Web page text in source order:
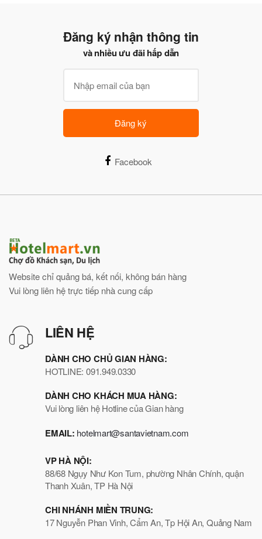
Đăng ký nhận thông tin
và nhiều ưu đãi hấp dẫn
Đăng ký
Facebook
Website chỉ quảng bá, kết nối, không bán hàng
Vui lòng liên hệ trực tiếp nhà cung cấp
LIÊN HỆ
DÀNH CHO CHỦ GIAN HÀNG:
HOTLINE: 091.949.0330
DÀNH CHO KHÁCH MUA HÀNG:
Vui lòng liên hệ Hotline của Gian hàng
EMAIL: hotelmart@santavietnam.com
VP HÀ NỘI:
88/68 Ngụy Như Kon Tum, phường Nhân Chính, quận
Thanh Xuân, TP Hà Nội
CHI NHÁNH MIỀN TRUNG:
17 Nguyễn Phan Vinh, Cẩm An, Tp Hội An, Quảng Nam